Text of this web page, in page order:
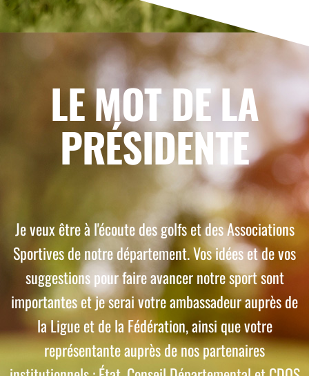
LE MOT DE LA
PRÉSIDENTE
Je veux être à l'écoute des golfs et des Associations
Sportives de notre département. Vos idées et de vos
suggestions pour faire avancer notre sport sont
importantes et je serai votre ambassadeur auprès de
la Ligue et de la Fédération, ainsi que votre
représentante auprès de nos partenaires